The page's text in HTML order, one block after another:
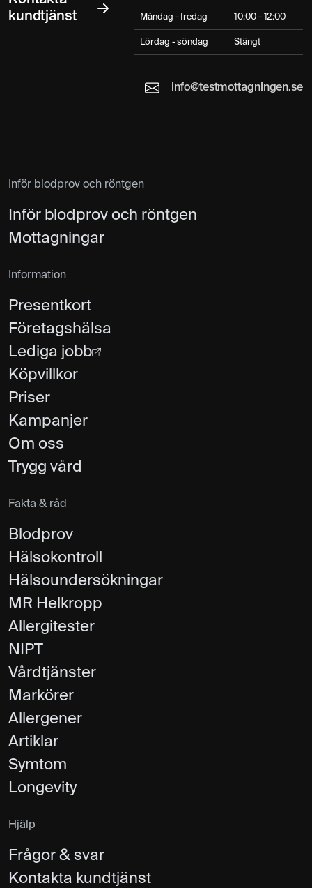
kundtjänst
Måndag - fredag 10:00 - 12:00
Lördag - söndag Stängt
info@testmottagningen.se
Inför blodprov och röntgen
Inför blodprov och röntgen
Mottagningar
Information
Presentkort
Företagshälsa
Lediga jobb
Köpvillkor
Priser
Kampanjer
Om oss
Trygg vård
Fakta & råd
Blodprov
Hälsokontroll
Hälsoundersökningar
MR Helkropp
Allergitester
NIPT
Vårdtjänster
Markörer
Allergener
Artiklar
Symtom
Longevity
Hjälp
Frågor & svar
Kontakta kundtjänst